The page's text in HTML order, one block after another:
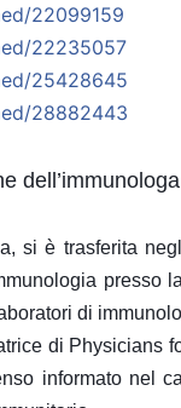
22099159
22235057
25428645
28882443
si è trasferita
presso
di
di Physicians
informato nel